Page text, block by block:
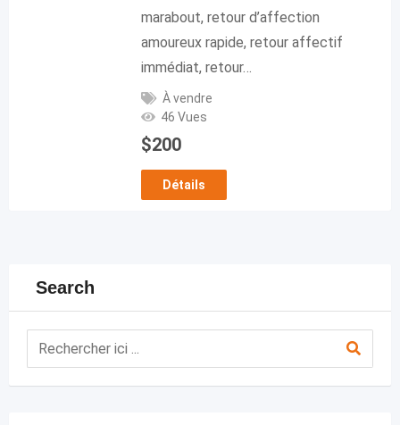
marabout, retour d’affection
amoureux rapide, retour affectif
immédiat, retour…
À vendre
46 Vues
$200
Détails
Search